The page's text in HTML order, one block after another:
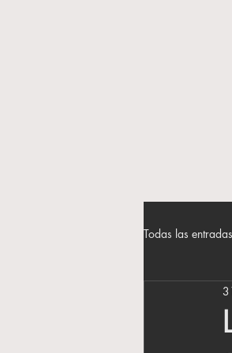
Todas las entradas